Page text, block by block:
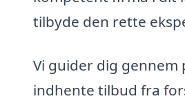
tilbyde den rette
Vi guider dig gennem
indhente tilbud fra